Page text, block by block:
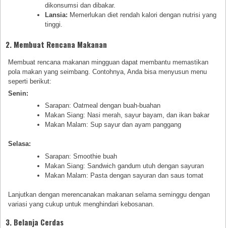
dikonsumsi dan dibakar.
Lansia: Memerlukan diet rendah kalori dengan nutrisi yang
tinggi.
2. Membuat Rencana Makanan
Membuat rencana makanan mingguan dapat membantu memastikan
pola makan yang seimbang. Contohnya, Anda bisa menyusun menu
seperti berikut:
Senin:
Sarapan: Oatmeal dengan buah-buahan
Makan Siang: Nasi merah, sayur bayam, dan ikan bakar
Makan Malam: Sup sayur dan ayam panggang
Selasa:
Sarapan: Smoothie buah
Makan Siang: Sandwich gandum utuh dengan sayuran
Makan Malam: Pasta dengan sayuran dan saus tomat
Lanjutkan dengan merencanakan makanan selama seminggu dengan
variasi yang cukup untuk menghindari kebosanan.
3. Belanja Cerdas